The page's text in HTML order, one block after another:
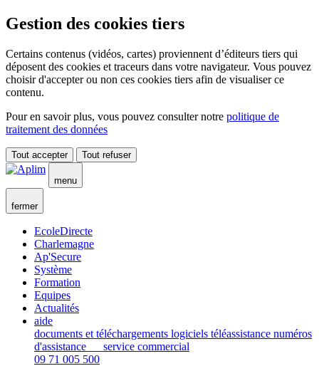
Gestion des cookies tiers
Certains contenus (vidéos, cartes) proviennent d’éditeurs tiers qui
déposent des cookies et traceurs dans votre navigateur. Vous pouvez
choisir d'accepter ou non ces cookies tiers afin de visualiser ce
contenu.
Pour en savoir plus, vous pouvez consulter notre politique de
traitement des données
Tout accepter Tout refuser
menu
fermer
EcoleDirecte
Charlemagne
Ap'Secure
Système
Formation
Equipes
Actualités
aide
documents et téléchargements logiciels téléassistance numéros
d'assistance
service commercial
09 71 005 500